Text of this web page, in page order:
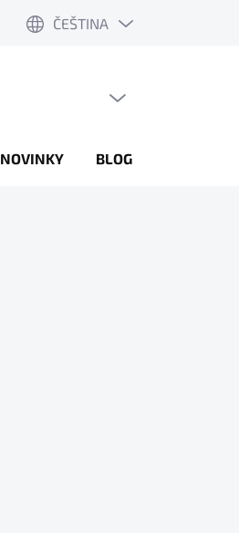
ČEŠTINA
NOVINKY BLOG